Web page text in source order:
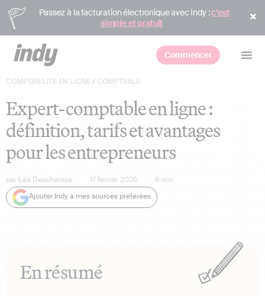
Passez à la facturation électronique avec Indy :c’est
simple et gratuit
Commencer
COMPTABILITÉ EN LIGNE/ COMPTABLE
Expert-comptable en ligne :
définition, tarifs et avantages
pour les entrepreneurs
par Léa Deschamps 17 février 2026 9 min
Ajouter Indy à mes sources préférées
En résumé